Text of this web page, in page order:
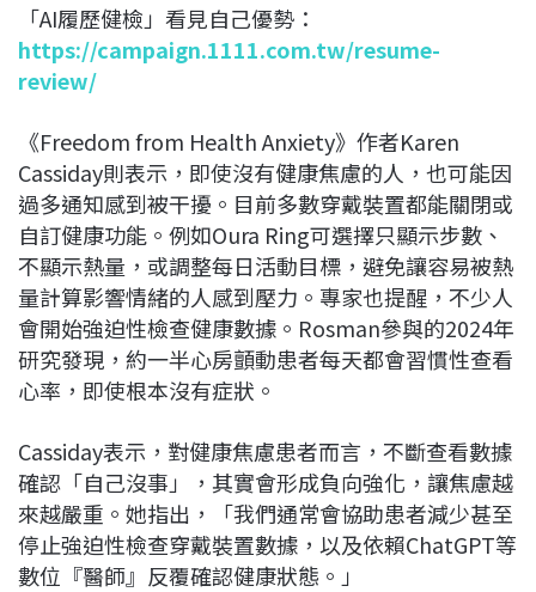
「AI履歷健檢」看見自己優勢：
https://campaign.1111.com.tw/resume-
review/
《Freedom from Health Anxiety》作者Karen
Cassiday則表示，即使沒有健康焦慮的人，也可能因
過多通知感到被干擾。目前多數穿戴裝置都能關閉或
自訂健康功能。例如Oura Ring可選擇只顯示步數、
不顯示熱量，或調整每日活動目標，避免讓容易被熱
量計算影響情緒的人感到壓力。專家也提醒，不少人
會開始強迫性檢查健康數據。Rosman參與的2024年
研究發現，約一半心房顫動患者每天都會習慣性查看
心率，即使根本沒有症狀。
Cassiday表示，對健康焦慮患者而言，不斷查看數據
確認「自己沒事」，其實會形成負向強化，讓焦慮越
來越嚴重。她指出，「我們通常會協助患者減少甚至
停止強迫性檢查穿戴裝置數據，以及依賴ChatGPT等
數位『醫師』反覆確認健康狀態。」